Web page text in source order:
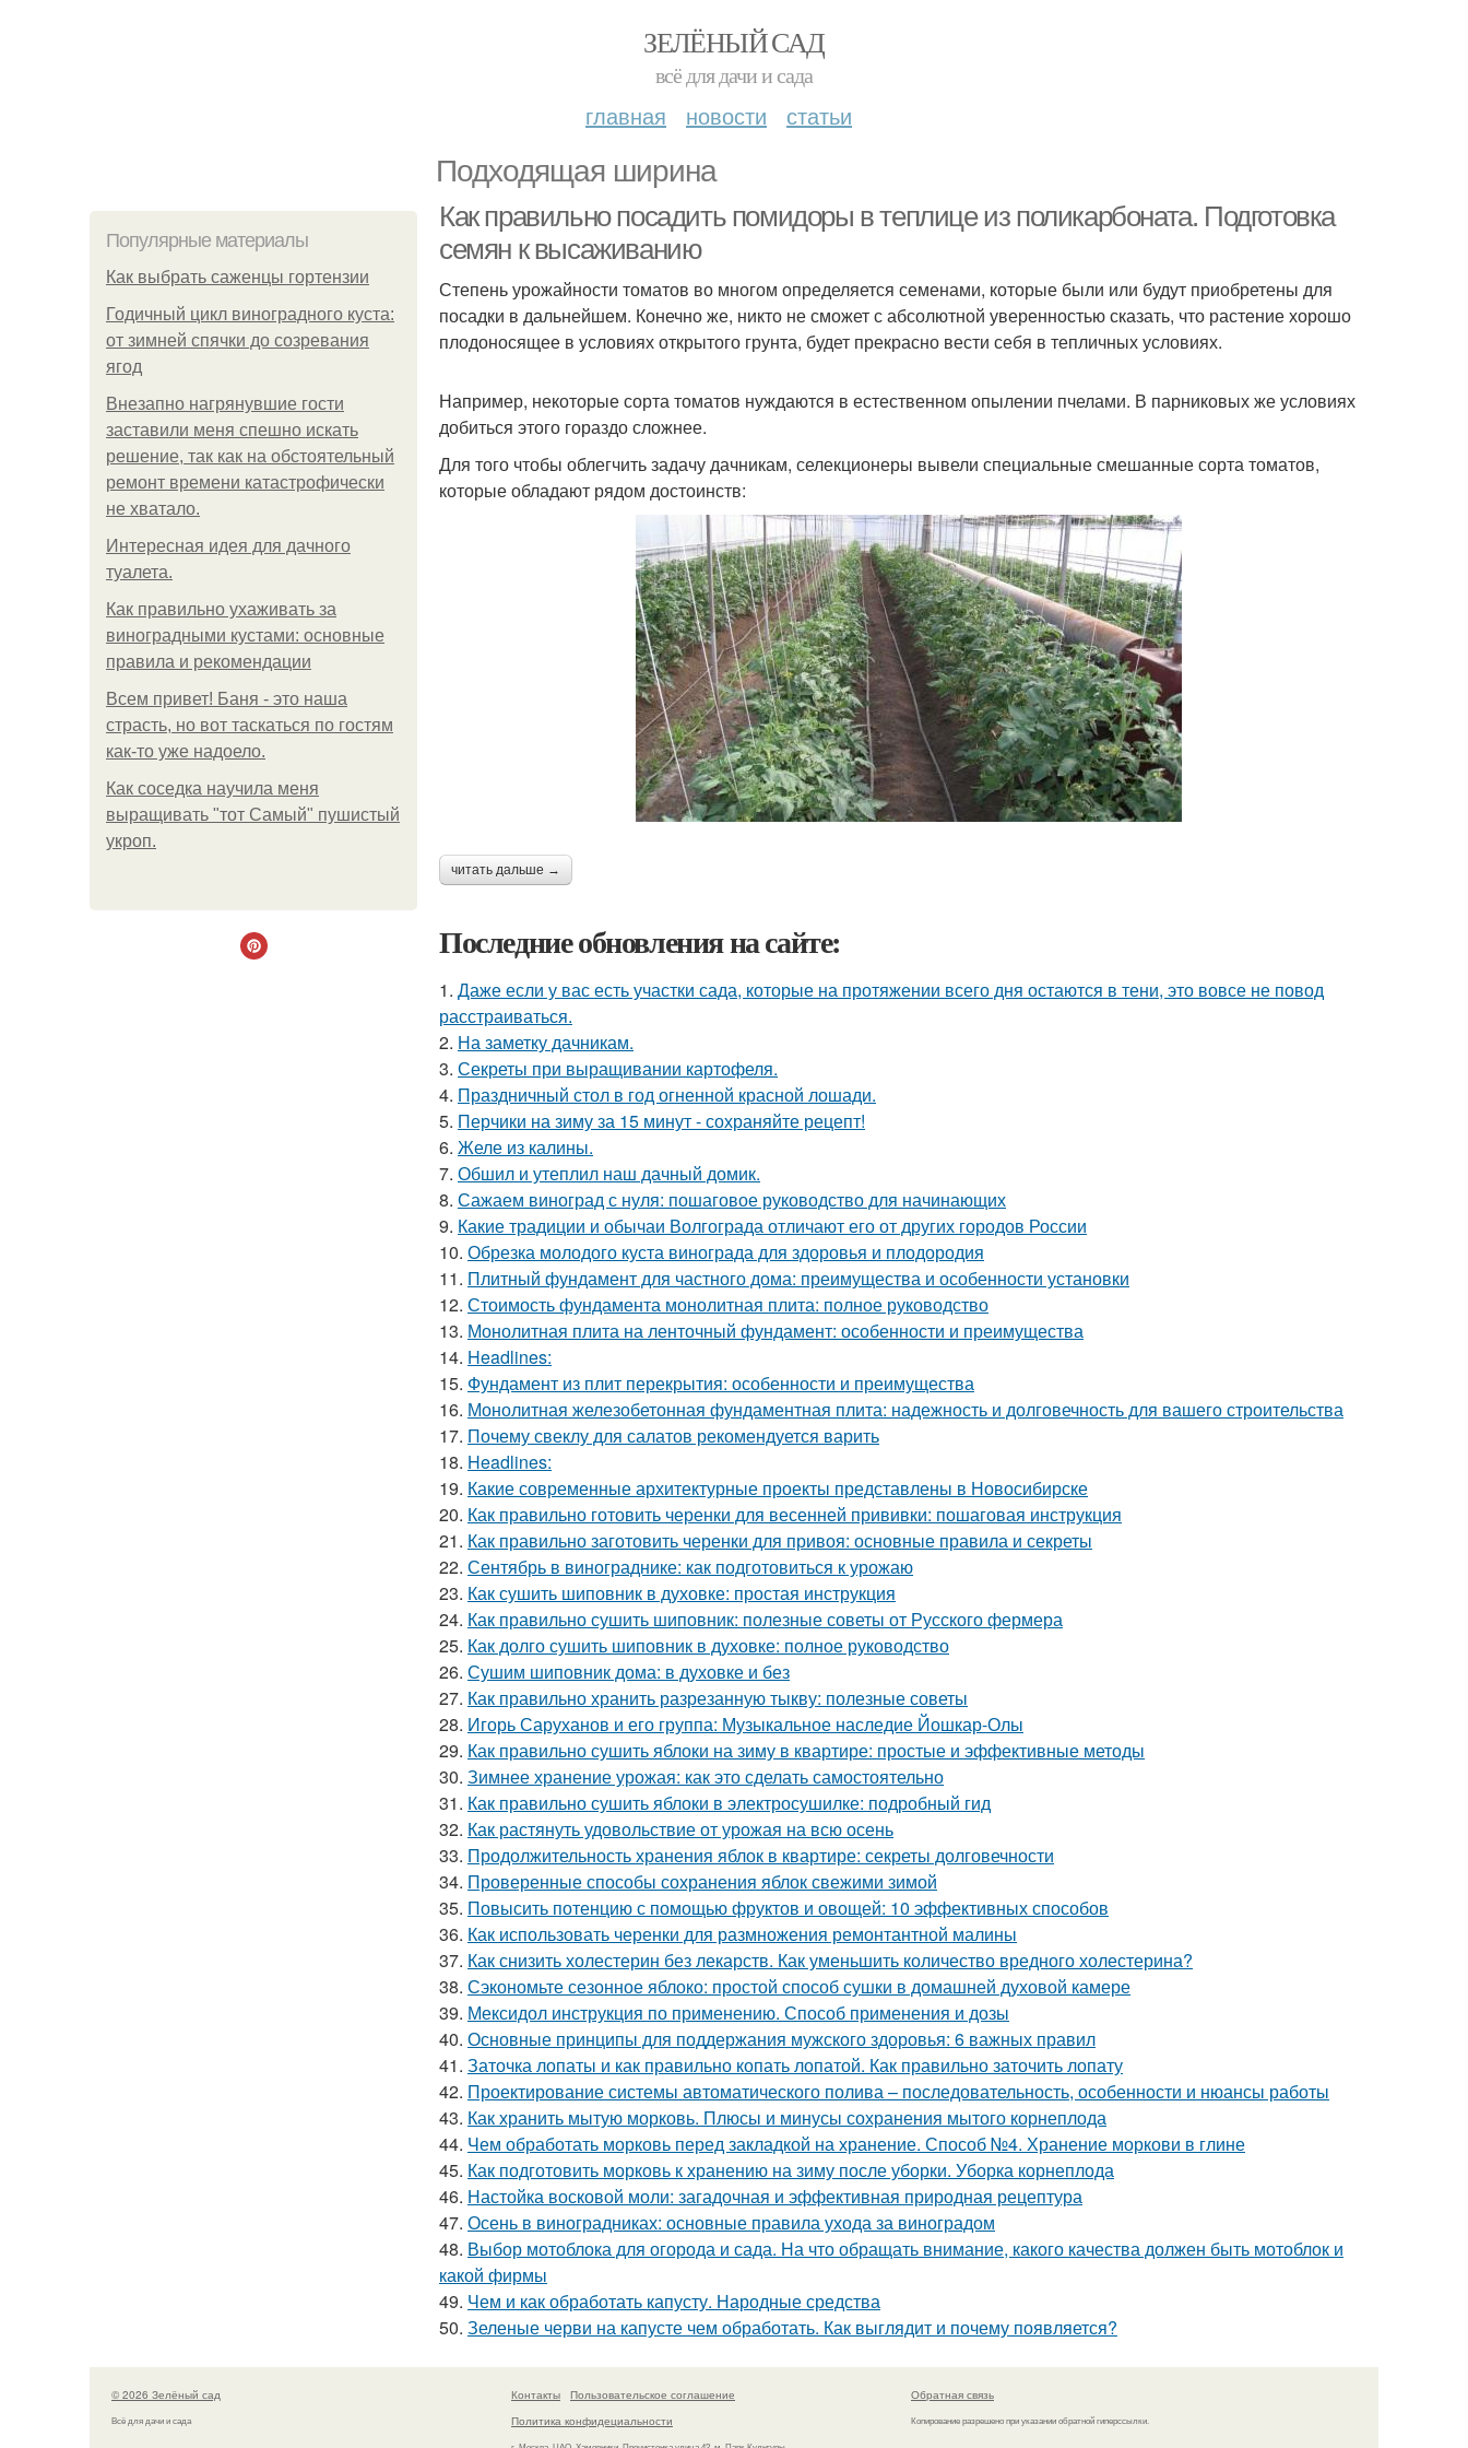
ЗЕЛЁНЫЙ САД
всё для дачи и сада
главная новости статьи
Подходящая ширина
Популярные материалы
Как выбрать саженцы гортензии
Годичный цикл виноградного куста:
от зимней спячки до созревания
ягод
Внезапно нагрянувшие гости
заставили меня спешно искать
решение, так как на обстоятельный
ремонт времени катастрофически
не хватало.
Интересная идея для дачного
туалета.
Как правильно ухаживать за
виноградными кустами: основные
правила и рекомендации
Всем привет! Баня - это наша
страсть, но вот таскаться по гостям
как-то уже надоело.
Как соседка научила меня
выращивать "тот Самый" пушистый
укроп.
Как правильно посадить помидоры в теплице из поликарбоната. Подготовка
семян к высаживанию
Степень урожайности томатов во многом определяется семенами, которые были или будут приобретены для
посадки в дальнейшем. Конечно же, никто не сможет с абсолютной уверенностью сказать, что растение хорошо
плодоносящее в условиях открытого грунта, будет прекрасно вести себя в тепличных условиях.
Например, некоторые сорта томатов нуждаются в естественном опылении пчелами. В парниковых же условиях
добиться этого гораздо сложнее.
Для того чтобы облегчить задачу дачникам, селекционеры вывели специальные смешанные сорта томатов,
которые обладают рядом достоинств:
читать дальше →
Последние обновления на сайте:
1. Даже если у вас есть участки сада, которые на протяжении всего дня остаются в тени, это вовсе не повод
расстраиваться.
2. На заметку дачникам.
3. Секреты при выращивании картофеля.
4. Праздничный стол в год огненной красной лошади.
5. Перчики на зиму за 15 минут - сохраняйте рецепт!
6. Желе из калины.
7. Обшил и утеплил наш дачный домик.
8. Сажаем виноград с нуля: пошаговое руководство для начинающих
9. Какие традиции и обычаи Волгограда отличают его от других городов России
10. Обрезка молодого куста винограда для здоровья и плодородия
11. Плитный фундамент для частного дома: преимущества и особенности установки
12. Стоимость фундамента монолитная плита: полное руководство
13. Монолитная плита на ленточный фундамент: особенности и преимущества
14. Headlines:
15. Фундамент из плит перекрытия: особенности и преимущества
16. Монолитная железобетонная фундаментная плита: надежность и долговечность для вашего строительства
17. Почему свеклу для салатов рекомендуется варить
18. Headlines:
19. Какие современные архитектурные проекты представлены в Новосибирске
20. Как правильно готовить черенки для весенней прививки: пошаговая инструкция
21. Как правильно заготовить черенки для привоя: основные правила и секреты
22. Сентябрь в винограднике: как подготовиться к урожаю
23. Как сушить шиповник в духовке: простая инструкция
24. Как правильно сушить шиповник: полезные советы от Русского фермера
25. Как долго сушить шиповник в духовке: полное руководство
26. Сушим шиповник дома: в духовке и без
27. Как правильно хранить разрезанную тыкву: полезные советы
28. Игорь Саруханов и его группа: Музыкальное наследие Йошкар-Олы
29. Как правильно сушить яблоки на зиму в квартире: простые и эффективные методы
30. Зимнее хранение урожая: как это сделать самостоятельно
31. Как правильно сушить яблоки в электросушилке: подробный гид
32. Как растянуть удовольствие от урожая на всю осень
33. Продолжительность хранения яблок в квартире: секреты долговечности
34. Проверенные способы сохранения яблок свежими зимой
35. Повысить потенцию с помощью фруктов и овощей: 10 эффективных способов
36. Как использовать черенки для размножения ремонтантной малины
37. Как снизить холестерин без лекарств. Как уменьшить количество вредного холестерина?
38. Сэкономьте сезонное яблоко: простой способ сушки в домашней духовой камере
39. Мексидол инструкция по применению. Способ применения и дозы
40. Основные принципы для поддержания мужского здоровья: 6 важных правил
41. Заточка лопаты и как правильно копать лопатой. Как правильно заточить лопату
42. Проектирование системы автоматического полива – последовательность, особенности и нюансы работы
43. Как хранить мытую морковь. Плюсы и минусы сохранения мытого корнеплода
44. Чем обработать морковь перед закладкой на хранение. Способ №4. Хранение моркови в глине
45. Как подготовить морковь к хранению на зиму после уборки. Уборка корнеплода
46. Настойка восковой моли: загадочная и эффективная природная рецептура
47. Осень в виноградниках: основные правила ухода за виноградом
48. Выбор мотоблока для огорода и сада. На что обращать внимание, какого качества должен быть мотоблок и
какой фирмы
49. Чем и как обработать капусту. Народные средства
50. Зеленые черви на капусте чем обработать. Как выглядит и почему появляется?
© 2026 Зелёный сад
Всё для дачи и сада
Контакты
Пользовательское соглашение
Политика конфидециальности
Обратная связь
Копирование разрешено при указании обратной гиперссылки.